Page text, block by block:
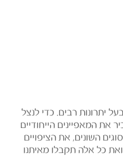
יתרונות רבים. כדי לנצל
את המאפיינים הייחודיים
השונים, את הציפויים
כל אלה תקבלו מאיתנו